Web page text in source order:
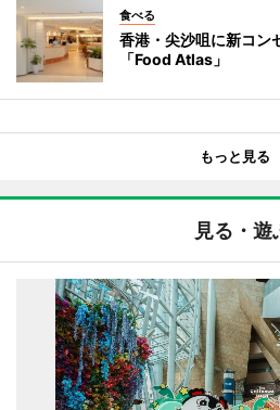
食べる
香港・尖沙咀に新コン
「Food Atlas」
もっと見る
見る・遊